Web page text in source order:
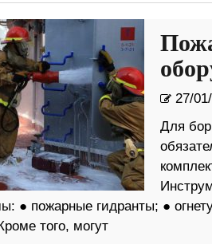
27/
Для
● пожарные гидранты; ●
того, могут